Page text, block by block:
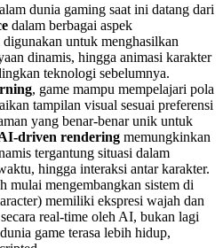
dunia gaming saat ini datang dari
dalam berbagai aspek
untuk menghasilkan
dinamis, hingga animasi karakter
teknologi sebelumnya.
, game mampu mempelajari pola
tampilan visual sesuai preferensi
yang benar-benar unik untuk
driven rendering memungkinkan
tergantung situasi dalam
hingga interaksi antar karakter.
mulai mengembangkan sistem di
memiliki ekspresi wajah dan
real-time oleh AI, bukan lagi
game terasa lebih hidup,